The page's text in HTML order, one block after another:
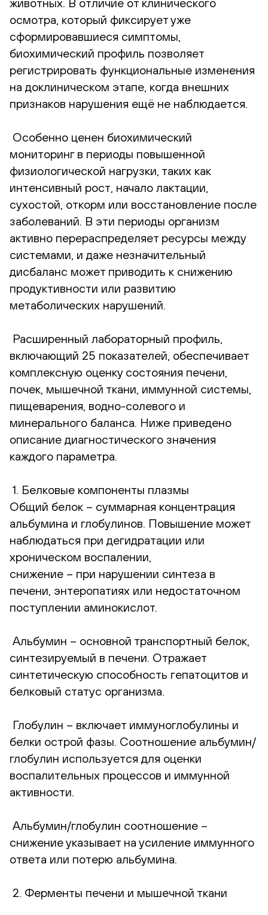
осмотра, который фиксирует уже
сформировавшиеся симптомы,
биохимический профиль позволяет
регистрировать функциональные изменения
на доклиническом этапе, когда внешних
признаков нарушения ещё не наблюдается.
Особенно ценен биохимический
мониторинг в периоды повышенной
физиологической нагрузки, таких как
интенсивный рост, начало лактации,
сухостой, откорм или восстановление после
заболеваний. В эти периоды организм
активно перераспределяет ресурсы между
системами, и даже незначительный
дисбаланс может приводить к снижению
продуктивности или развитию
метаболических нарушений.
Расширенный лабораторный профиль,
включающий 25 показателей, обеспечивает
комплексную оценку состояния печени,
почек, мышечной ткани, иммунной системы,
пищеварения, водно-солевого и
минерального баланса. Ниже приведено
описание диагностического значения
каждого параметра.
1. Белковые компоненты плазмы
Общий белок – суммарная концентрация
альбумина и глобулинов. Повышение может
наблюдаться при дегидратации или
хроническом воспалении,
снижение – при нарушении синтеза в
печени, энтеропатиях или недостаточном
поступлении аминокислот.
Альбумин – основной транспортный белок,
синтезируемый в печени. Отражает
синтетическую способность гепатоцитов и
белковый статус организма.
Глобулин – включает иммуноглобулины и
белки острой фазы. Соотношение альбумин/
глобулин используется для оценки
воспалительных процессов и иммунной
активности.
Альбумин/глобулин соотношение –
снижение указывает на усиление иммунного
ответа или потерю альбумина.
2. Ферменты печени и мышечной ткани